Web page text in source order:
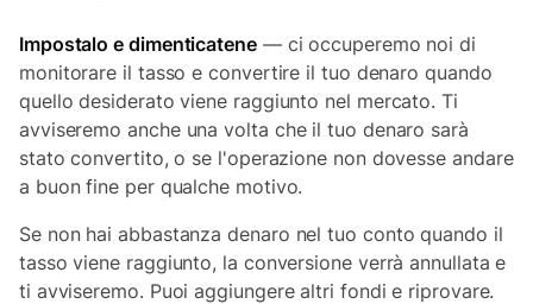
Impostalo e dimenticatene— ci occuperemo noi di
monitorare il tasso e convertire il tuo denaro quando
quello desiderato viene raggiunto nel mercato. Ti
avviseremo anche una volta che il tuo denaro sarà
stato convertito, o se l'operazione non dovesse andare
a buon fine per qualche motivo.
Se non hai abbastanza denaro nel tuo conto quando il
tasso viene raggiunto, la conversione verrà annullata e
ti avviseremo. Puoi aggiungere altri fondi e riprovare.